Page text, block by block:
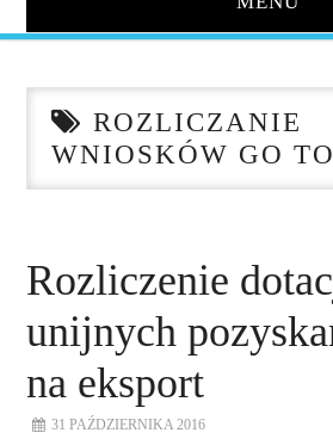
O NAS
DORADZTWO
PLAN ROZWOJU EKSPORTU
PROEXIO
ROZLICZANIE
WNIOSKÓW GO
Rozliczenie
unijnych
na eksport
31 PAŹDZIERNIKA 2016